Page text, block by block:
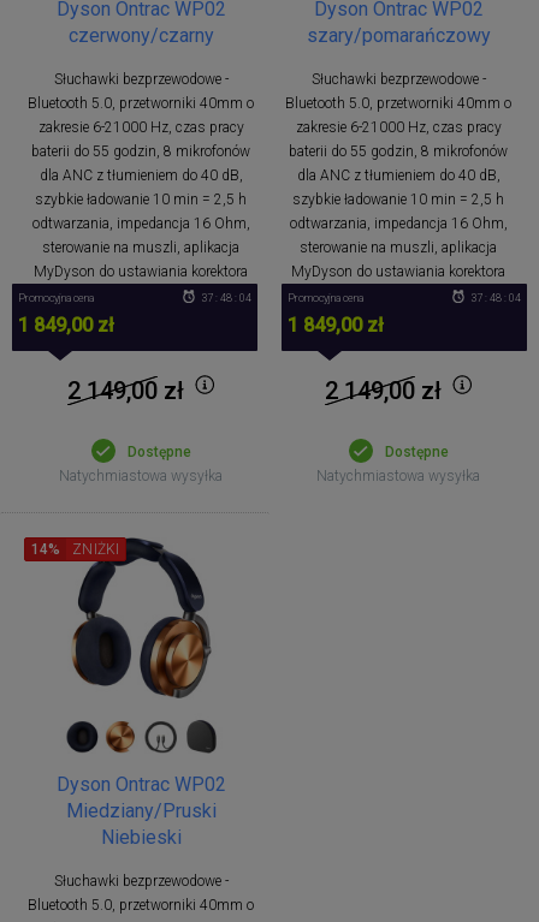
Dyson Ontrac WP02
czerwony/czarny
Słuchawki bezprzewodowe -
Bluetooth 5.0, przetworniki 40mm o
zakresie 6-21000 Hz, czas pracy
baterii do 55 godzin, 8 mikrofonów
dla ANC z tłumieniem do 40 dB,
szybkie ładowanie 10 min = 2,5 h
odtwarzania, impedancja 16 Ohm,
sterowanie na muszli, aplikacja
MyDyson do ustawiania korektora
Promocyjna cena
1 849,00 zł
37 : 48 : 04
2 149,00zł
Dostępne
Natychmiastowa wysyłka
Dyson Ontrac WP02
szary/pomarańczowy
Słuchawki bezprzewodowe -
Bluetooth 5.0, przetworniki 40mm o
zakresie 6-21000 Hz, czas pracy
baterii do 55 godzin, 8 mikrofonów
dla ANC z tłumieniem do 40 dB,
szybkie ładowanie 10 min = 2,5 h
odtwarzania, impedancja 16 Ohm,
sterowanie na muszli, aplikacja
MyDyson do ustawiania korektora
Promocyjna cena
1 849,00 zł
37 : 48 : 04
2 149,00zł
Dostępne
Natychmiastowa wysyłka
Dyson Ontrac WP02
Miedziany/Pruski
Niebieski
Słuchawki bezprzewodowe -
Bluetooth 5.0, przetworniki 40mm o
14% ZNIŻKI